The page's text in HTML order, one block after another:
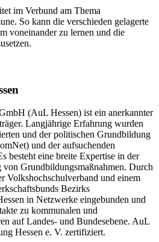
im Verbund am Thema
So kann die verschieden gelagerte
voneinander zu lernen und die
(AuL Hessen) ist ein anerkannter
Langjährige Erfahrung wurden
und der politischen Grundbildung
und der aufsuchenden
besteht eine breite Expertise in der
Grundbildungsmaßnahmen. Durch
Volkshochschulverband und einem
Bezirks
in Netzwerke eingebunden und
zu kommunalen und
auf Landes- und Bundesebene. AuL
Hessen e. V. zertifiziert.